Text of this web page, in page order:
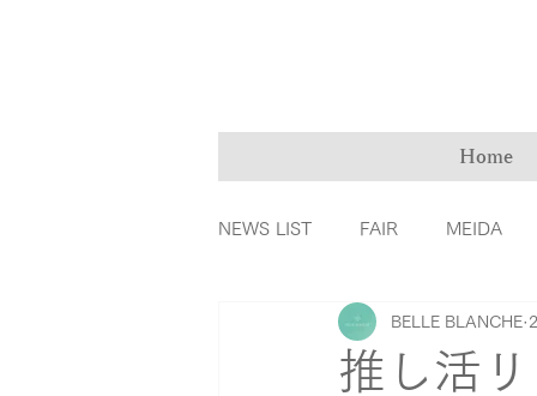
Home
NEWS LIST FAIR MEIDA
ＭarryMe TOMIYA倉敷店
推し活
BELLE BLANCHE